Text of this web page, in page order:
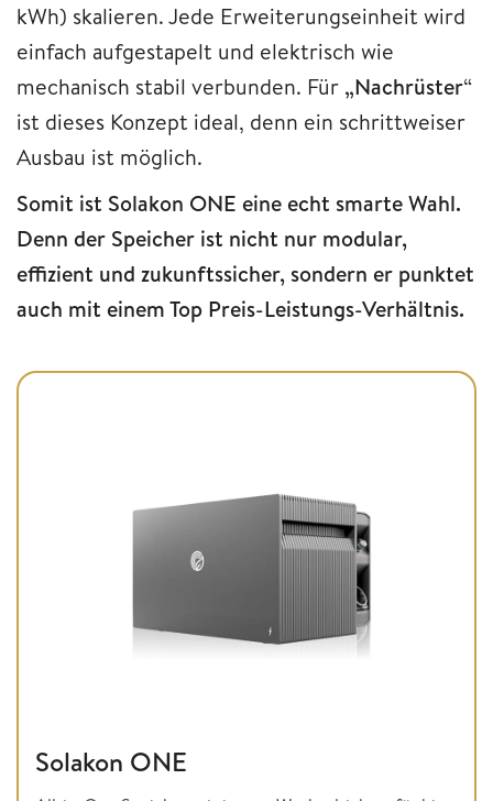
kWh) skalieren. Jede Erweiterungseinheit wird
einfach aufgestapelt und elektrisch wie
mechanisch stabil verbunden. Für „Nachrüster“
ist dieses Konzept ideal, denn ein schrittweiser
Ausbau ist möglich.
Somit ist Solakon ONE eine echt smarte Wahl.
Denn der Speicher ist nicht nur modular,
effizient und zukunftssicher, sondern er punktet
auch mit einem Top Preis-Leistungs-Verhältnis.
Solakon ONE